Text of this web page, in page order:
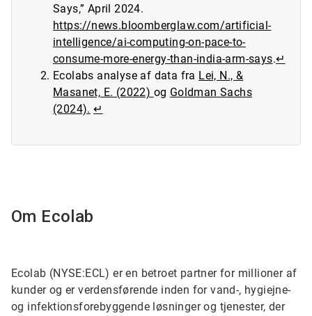
Says,” April 2024.
https://news.bloomberglaw.com/artificial-
intelligence/ai-computing-on-pace-to-
consume-more-energy-than-india-arm-says.↵
Ecolabs analyse af data fra Lei, N., &
Masanet, E. (2022) og Goldman Sachs
(2024). ↵
Om Ecolab
Ecolab (NYSE:ECL) er en betroet partner for millioner af
kunder og er verdensførende inden for vand-, hygiejne-
og infektionsforebyggende løsninger og tjenester, der